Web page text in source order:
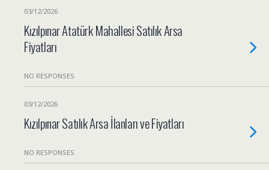
03/12/2026
Kızılpınar Atatürk Mahallesi Satılık Arsa
Fiyatları
NO RESPONSES
03/12/2026
Kızılpınar Satılık Arsa İlanları ve Fiyatları
NO RESPONSES